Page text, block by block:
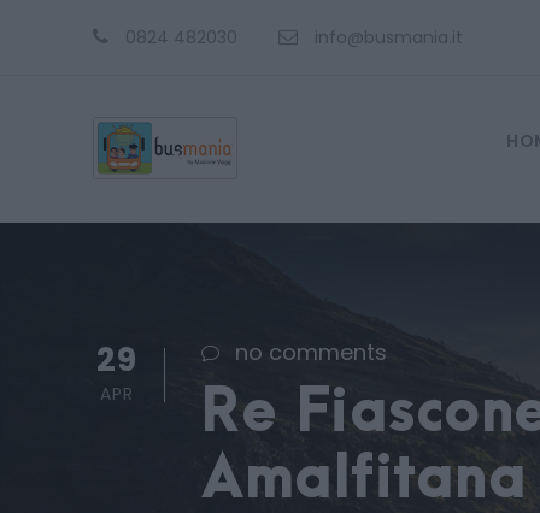
0824 482030 info@busmania.it
29
APR
no comments
Re
Amalfitana